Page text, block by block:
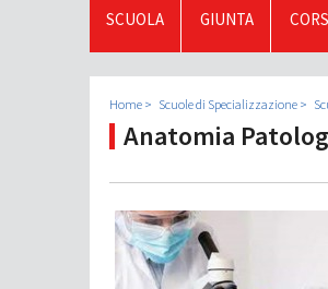
SCUOLA GIUNTA
Home Scuole di Specializzazione
Anatomia